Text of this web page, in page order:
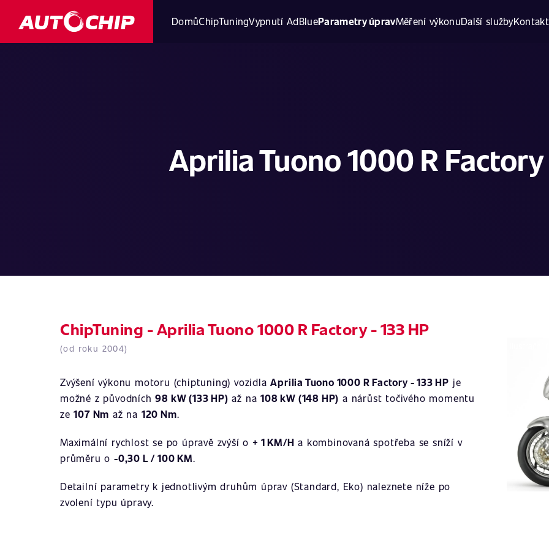
DomůChipTuningVypnutí AdBlueParametry úpravMěření výkonuDalší službyKontakt
Aprilia Tuono 1000 R Factory
ChipTuning - Aprilia Tuono 1000 R Factory - 133 HP
(od roku 2004)
Zvýšení výkonu motoru (chiptuning) vozidlaAprilia Tuono 1000 R Factory - 133 HP je
možné z původních98 kW (133 HP) až na108 kW (148 HP) a nárůst točivého momentu
ze107 Nm až na 120 Nm.
Maximální rychlost se po úpravě zvýší o + 1 KM/H a kombinovaná spotřeba se sníží v
průměru o-0,30 L / 100 KM.
Detailní parametry k jednotlivým druhům úprav (Standard, Eko) naleznete níže po
zvolení typu úpravy.